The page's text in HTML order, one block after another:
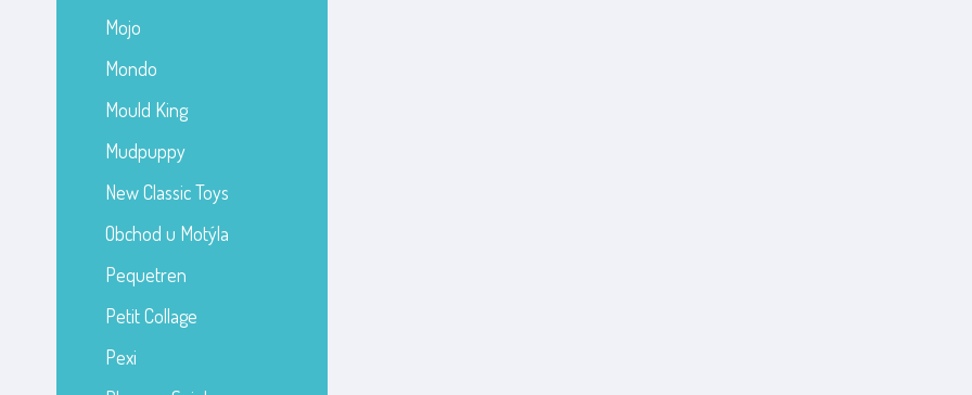
Mojo
Mondo
Mould King
Mudpuppy
New Classic Toys
Obchod u Motýla
Pequetren
Petit Collage
Pexi